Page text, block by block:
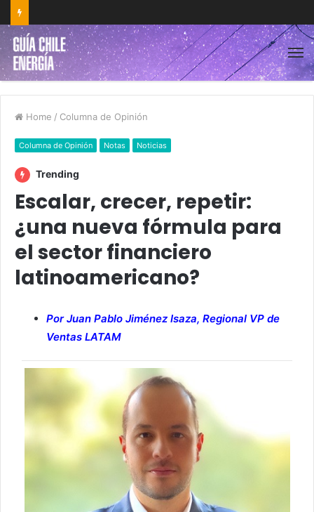
Home / Columna de Opinión
Columna de Opinión Notas Noticias
Trending
Escalar, crecer, repetir:
¿una nueva fórmula para
el sector financiero
latinoamericano?
Por Juan Pablo Jiménez Isaza, Regional VP de
Ventas LATAM